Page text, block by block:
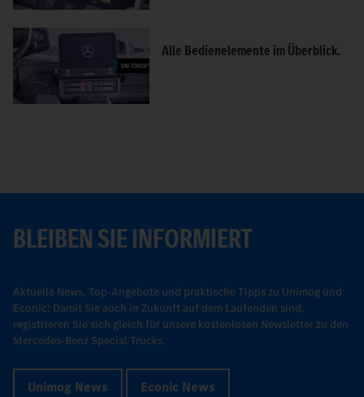
Alle Bedienelemente im Überblick.
BLEIBEN SIE INFORMIERT
Aktuelle News, Top-Angebote und praktische Tipps zu Unimog und
Econic: Damit Sie auch in Zukunft auf dem Laufenden sind,
registrieren Sie sich gleich für unsere kostenlosen Newsletter zu den
Mercedes-Benz Special Trucks.
Unimog News Econic News